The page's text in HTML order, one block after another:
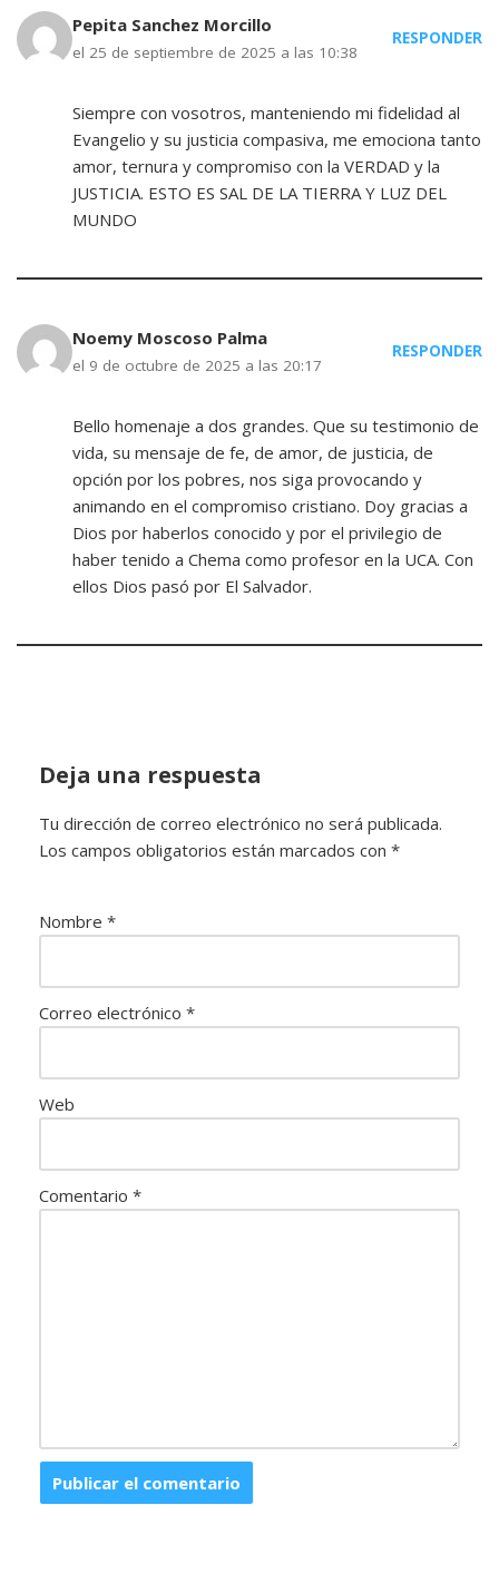
Pepita Sanchez Morcillo
el 25 de septiembre de 2025 a las 10:38
RESPONDER
Siempre con vosotros, manteniendo mi fidelidad al
Evangelio y su justicia compasiva, me emociona tanto
amor, ternura y compromiso con la VERDAD y la
JUSTICIA. ESTO ES SAL DE LA TIERRA Y LUZ DEL
MUNDO
Noemy Moscoso Palma
el 9 de octubre de 2025 a las 20:17
RESPONDER
Bello homenaje a dos grandes. Que su testimonio de
vida, su mensaje de fe, de amor, de justicia, de
opción por los pobres, nos siga provocando y
animando en el compromiso cristiano. Doy gracias a
Dios por haberlos conocido y por el privilegio de
haber tenido a Chema como profesor en la UCA. Con
ellos Dios pasó por El Salvador.
Deja una respuesta
Tu dirección de correo electrónico no será publicada.
Los campos obligatorios están marcados con *
Nombre *
Correo electrónico *
Web
Comentario *